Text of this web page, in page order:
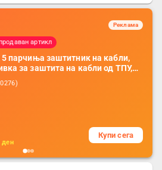
Реклама
артикл
5 парчиња заштитник на кабли,
за заштита на кабли од ТПУ,
за заштита на кабли, без
за мобилни телефони, комплет
)
ден
Купи сега